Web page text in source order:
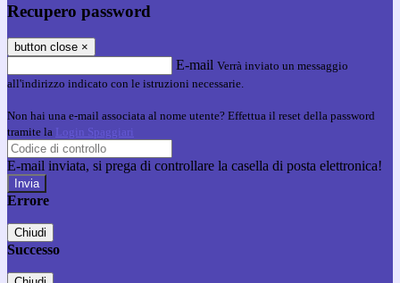
Recupero password
button close ×
E-mail Verrà inviato un messaggio
all'indirizzo indicato con le istruzioni necessarie.
Non hai una e-mail associata al nome utente? Effettua il reset della password
tramite la Login Spaggiari
E-mail inviata, si prega di controllare la casella di posta elettronica!
Errore
Chiudi
Successo